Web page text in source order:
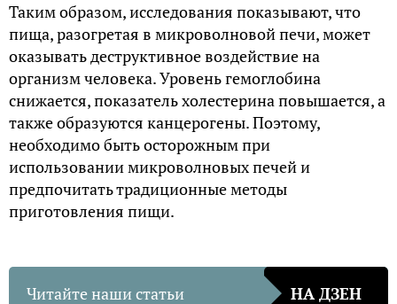
Таким образом, исследования показывают, что
пища, разогретая в микроволновой печи, может
оказывать деструктивное воздействие на
организм человека. Уровень гемоглобина
снижается, показатель холестерина повышается, а
также образуются канцерогены. Поэтому,
необходимо быть осторожным при
использовании микроволновых печей и
предпочитать традиционные методы
приготовления пищи.
Читайте наши статьи НА ДЗЕН